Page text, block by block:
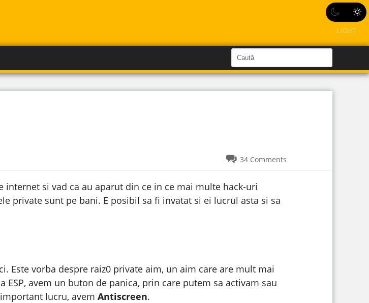
LIGHT
a
s
t
e
C
a
34 Comments
si vad ca au aparut din ce in ce mai multe hack-uri
private sunt pe bani. E posibil sa fi invatat si ei lucrul asta si sa
Este vorba despre raiz0 private aim, un aim care are mult mai
avem un buton de panica, prin care putem sa activam sau
lucru, avem Antiscreen.